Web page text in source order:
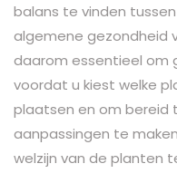
balans te vinden
algemene gezondheid
daarom essentieel om
voordat u kiest welke
plaatsen en om bereid
aanpassingen te
welzijn van de planten